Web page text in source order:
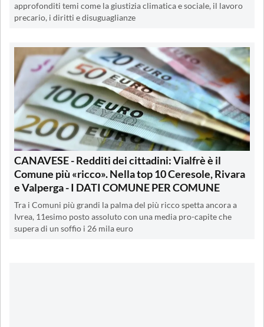
approfonditi temi come la giustizia climatica e sociale, il lavoro
precario, i diritti e disuguaglianze
CANAVESE - Redditi dei cittadini: Vialfrè è il
Comune più «ricco». Nella top 10 Ceresole, Rivara
e Valperga - I DATI COMUNE PER COMUNE
Tra i Comuni più grandi la palma del più ricco spetta ancora a
Ivrea, 11esimo posto assoluto con una media pro-capite che
supera di un soffio i 26 mila euro